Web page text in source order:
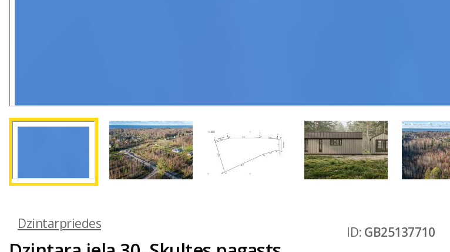
Dzintarpriedes
ID: GB25137710